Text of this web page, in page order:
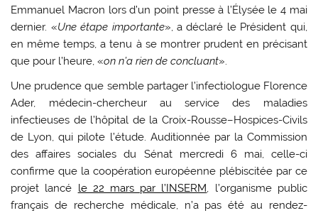
Emmanuel Macron lors d’un point presse à l’Élysée le 4 mai
dernier. «Une étape importante», a déclaré le Président qui,
en même temps, a tenu à se montrer prudent en précisant
que pour l’heure, «on n’a rien de concluant».
Une prudence que semble partager l’infectiologue Florence
Ader, médecin-chercheur au service des maladies
infectieuses de l’hôpital de la Croix-Rousse–Hospices-Civils
de Lyon, qui pilote l’étude. Auditionnée par la Commission
des affaires sociales du Sénat mercredi 6 mai, celle-ci
confirme que la coopération européenne plébiscitée par ce
projet lancé le 22 mars par l’INSERM, l’organisme public
français de recherche médicale, n’a pas été au rendez-